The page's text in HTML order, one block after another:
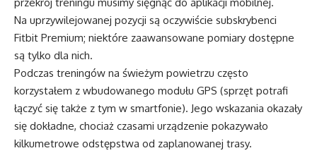
Na uprzywilejowanej pozycji są oczywiście subskrybenci
Fitbit Premium; niektóre zaawansowane pomiary dostępne
są tylko dla nich.
Podczas treningów na świeżym powietrzu często
korzystałem z wbudowanego modułu GPS (sprzęt potrafi
łączyć się także z tym w smartfonie). Jego wskazania okazały
się dokładne, chociaż czasami urządzenie pokazywało
kilkumetrowe odstępstwa od zaplanowanej trasy.